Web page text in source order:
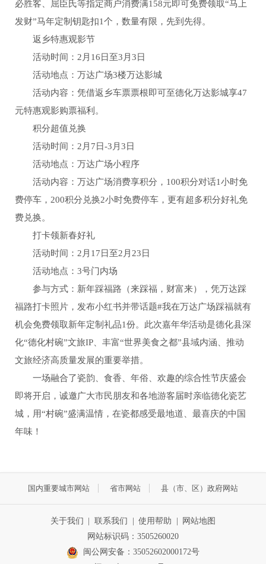
必胜客、屈臣氏等指定商户消费满158元即可免费领取“马上
发财”马年定制钥匙扣1个，数量有限，先到先得。
返乡特惠观影节
活动时间：2月16日至3月3日
活动地点：万达广场3楼万达影城
活动内容：凭借返乡车票票根即可至德化万达影城享47
元特惠观影购票福利。
积分超值兑换
活动时间：2月7日-3月3日
活动地点：万达广场小程序
活动内容：万达广场消费享积分，100积分对话1小时免
费停车，200积分兑换2小时免费停车，更有超多积分好礼免
费兑换。
打卡领新春好礼
活动时间：2月17日至2月23日
活动地点：3号门内场
参与方式：新年踩福路（来踩福，财富来），凭万达踩
福路打卡照片，发布小红书并带话题#我在万达广场踩福就有
机会免费领取新年定制礼品1份。此次嘉年华活动是德化县深
化“德化村碗”文旅IP、丰富“世界美食之都”县域内涵、推动
文旅经济高质量发展的重要举措。
一场融合了瓷韵、食香、年俗、欢趣的综合性节庆盛会
即将开启，诚邀广大市民朋友和各地游客届时亲临德化瓷艺
城，用“村碗”盛满温情，在瓷都感受最地道、最喜庆的中国
年味！
国内重要城市网站 省市网站 县（市、区）政府网站
关于我们 联系我们 使用帮助
网站地图
网站标识码：3505260020
闽公网安备：35052602000172号